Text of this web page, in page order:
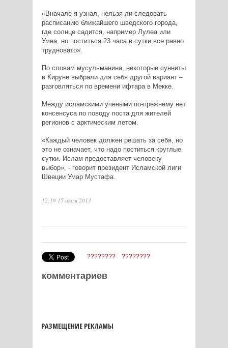
«Вначале я узнал, нельзя ли следовать
расписанию ближайшего шведского города,
где солнце садится, например Лулеа или
Умеа, но поститься 23 часа в сутки все равно
трудновато».
По словам мусульманина, некоторые сунниты
в Кируне выбрали для себя другой вариант –
разговляться по времени ифтара в Мекке.
Между исламскими учеными по-прежнему нет
консенсуса по поводу поста для жителей
регионов с арктическим летом.
«Каждый человек должен решать за себя, но
это не означает, что надо поститься круглые
сутки. Ислам предоставляет человеку
выбор», - говорит президент Исламской лиги
Швеции Умар Мустафа.
12:19 15 июля 2013
???????? ????????
комментариев
РАЗМЕЩЕНИЕ РЕКЛАМЫ